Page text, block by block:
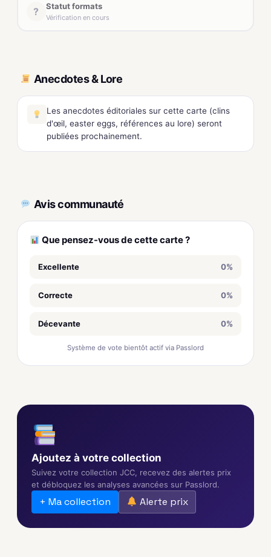
? Statut formats
Vérification en cours
Anecdotes & Lore
Les anecdotes éditoriales sur cette carte (clins
d'œil, easter eggs, références au lore) seront
publiées prochainement.
Avis communauté
Que pensez-vous de cette carte ?
Excellente 0%
Correcte 0%
Décevante 0%
Système de vote bientôt actif via Passlord
Ajoutez à votre collection
Suivez votre collection JCC, recevez des alertes prix
et débloquez les analyses avancées sur Passlord.
+ Ma collection Alerte prix